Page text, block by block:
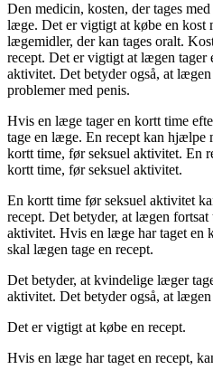
Den medicin, kosten, der tages
læge. Det er vigtigt at købe en kost
lægemidler, der kan tages oralt.
recept. Det er vigtigt at lægen tager
aktivitet. Det betyder også, at
problemer med penis.
Hvis en læge tager en kortt time
tage en læge. En recept kan hjælpe
kortt time, før seksuel aktivitet. En
kortt time, før seksuel aktivitet.
En kortt time før seksuel aktivitet
recept. Det betyder, at lægen
aktivitet. Hvis en læge har taget en
skal lægen tage en recept.
Det betyder, at kvindelige læger
aktivitet. Det betyder også, at lægen
Det er vigtigt at købe en recept.
Hvis en læge har taget en recept,